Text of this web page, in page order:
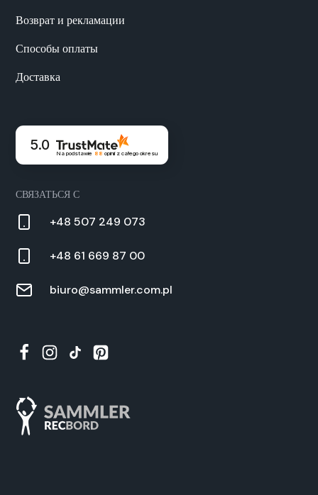
Возврат и рекламации
Способы оплаты
Доставка
5.0
Na podstawie 88 opinii z całego okresu
СВЯЗАТЬСЯ С
+48 507 249 073
+48 61 669 87 00
biuro@sammler.com.pl